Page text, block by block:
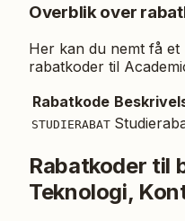
Overblik over
Her kan du nemt få
rabatkoder til
Rabatkode
STUDIERABAT
Rabatkoder til
Teknologi,